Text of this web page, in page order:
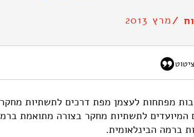
/מרץ 2013
ציטוט
מפתחות לעצמן מפת דרכים לתשתיות
המיועדים לתשתיות מחקר בצורה מתואמת
ברמה הבינלאומית.